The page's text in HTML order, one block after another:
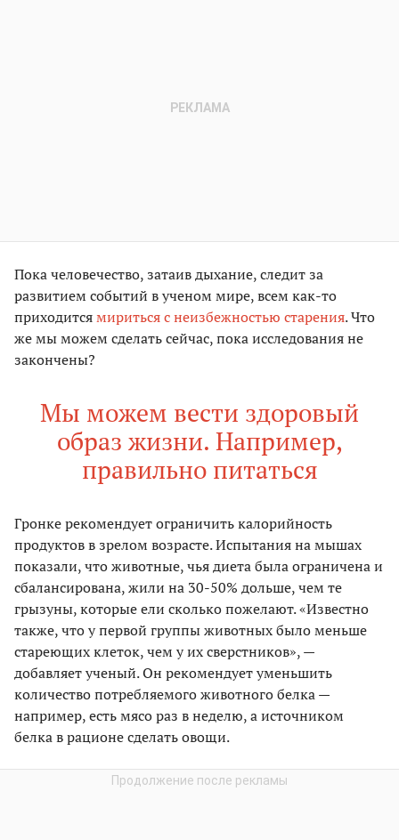
Пока человечество, затаив дыхание, следит за
развитием событий в ученом мире, всем как-то
приходитсямириться с неизбежностью старения. Что
же мы можем сделать сейчас, пока исследования не
закончены?
Мы можем вести здоровый
образ жизни. Например,
правильно питаться
Гронке рекомендует ограничить калорийность
продуктов в зрелом возрасте. Испытания на мышах
показали, что животные, чья диета была ограничена и
сбалансирована, жили на 30-50% дольше, чем те
грызуны, которые ели сколько пожелают. «Известно
также, что у первой группы животных было меньше
стареющих клеток, чем у их сверстников», —
добавляет ученый. Он рекомендует уменьшить
количество потребляемого животного белка —
например, есть мясо раз в неделю, а источником
белка в рационе сделать овощи.